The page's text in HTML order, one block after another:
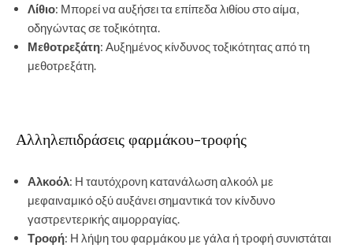
Λίθιο: Μπορεί να αυξήσει τα επίπεδα λιθίου στο αίμα,
οδηγώντας σε τοξικότητα.
Μεθοτρεξάτη: Αυξημένος κίνδυνος τοξικότητας από τη
μεθοτρεξάτη.
Αλληλεπιδράσεις φαρμάκου-τροφής
Αλκοόλ: Η ταυτόχρονη κατανάλωση αλκοόλ με
μεφαιναμικό οξύ αυξάνει σημαντικά τον κίνδυνο
γαστρεντερικής αιμορραγίας.
Τροφή: Η λήψη του φαρμάκου με γάλα ή τροφή συνιστάται